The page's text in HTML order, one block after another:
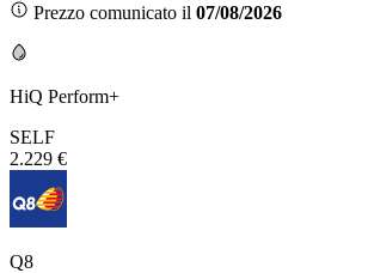
Prezzo comunicato il 07/08/2026
HiQ Perform+
SELF
2.229 €
Q8